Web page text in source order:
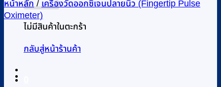
ไม่มีสินค้าในตะกร้า
กลับสู่หน้าร้านค้า
หน้าหลัก / เครื่องวัดออกซิเจนปลายนิ้ว (Fingertip Pulse
Oximeter)